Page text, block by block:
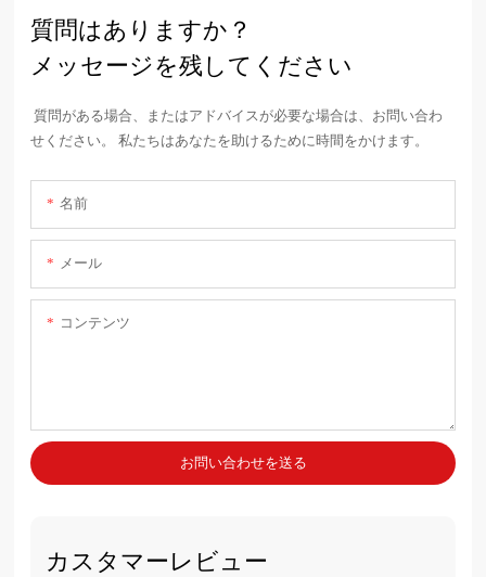
質問はありますか？
メッセージを残してください
質問がある場合、またはアドバイスが必要な場合は、お問い合わ
せください。 私たちはあなたを助けるために時間をかけます。
名前
メール
コンテンツ
お問い合わせを送る
カスタマーレビュー